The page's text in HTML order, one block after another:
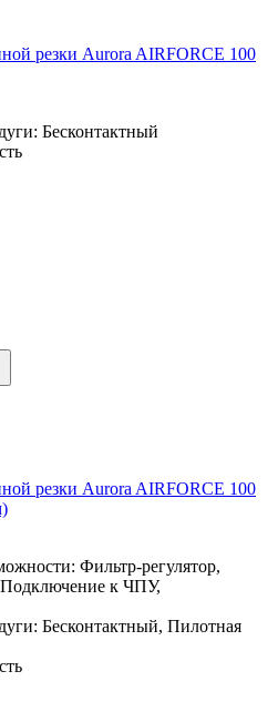
резки Aurora AIRFORCE 100
Бесконтактный
резки Aurora AIRFORCE 100
Фильтр-регулятор,
к ЧПУ,
Бесконтактный, Пилотная